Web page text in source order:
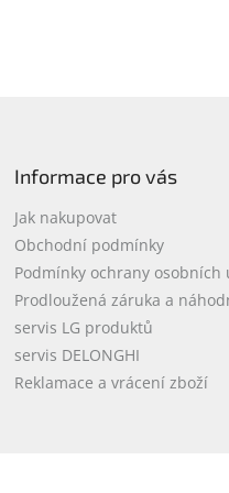
Informace pro vás
Jak nakupovat
Obchodní podmínky
Podmínky ochrany osobních
Prodloužená záruka a
servis LG produktů
servis DELONGHI
Reklamace a vrácení zboží